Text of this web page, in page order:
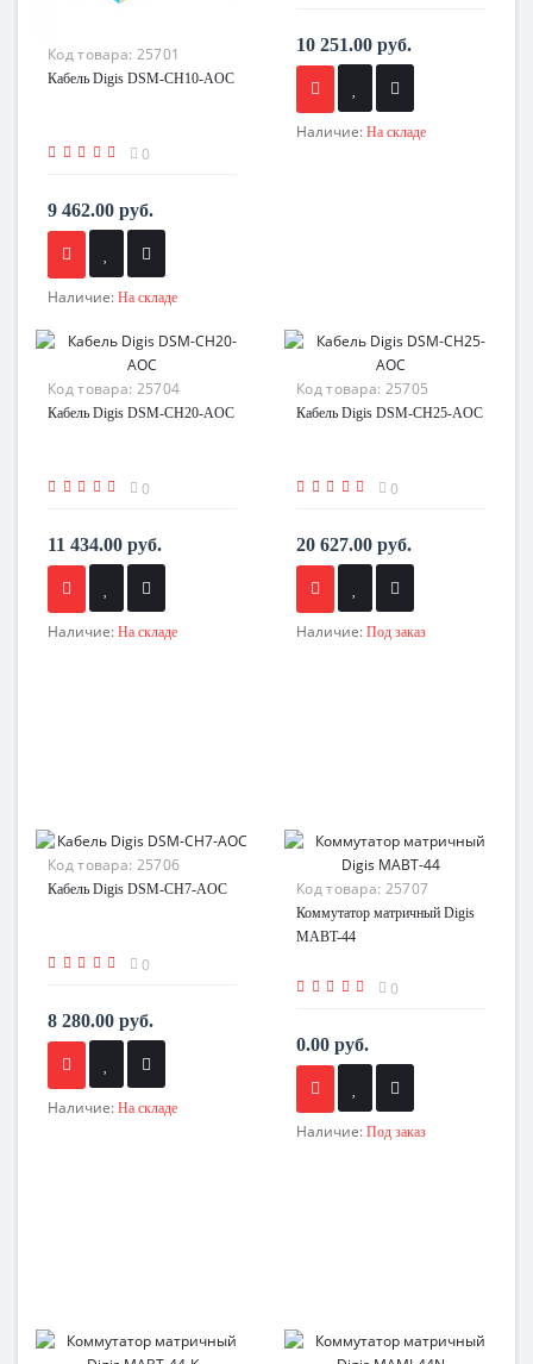
Код товара: 25701
Кабель Digis DSM-CH10-AOC
0
9 462.00 руб.
Наличие: На складе
10 251.00 руб.
Наличие: На складе
Код товара: 25704
Кабель Digis DSM-CH20-AOC
0
11 434.00 руб.
Наличие: На складе
Код товара: 25705
Кабель Digis DSM-CH25-AOC
0
20 627.00 руб.
Наличие: Под заказ
Код товара: 25706
Кабель Digis DSM-CH7-AOC
0
8 280.00 руб.
Наличие: На складе
Код товара: 25707
Коммутатор матричный Digis
MABT-44
0
0.00 руб.
Наличие: Под заказ